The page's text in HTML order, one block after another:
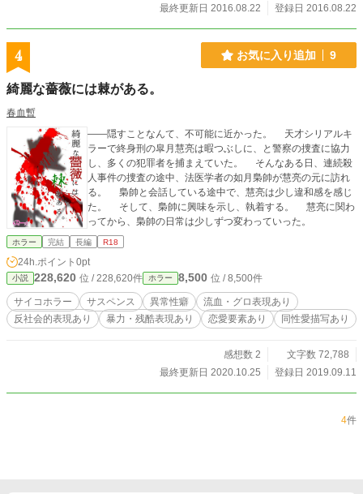
最終更新日 2016.08.22
登録日 2016.08.22
4 お気に入り追加 9
綺麗な薔薇には棘がある。
春血暫
――隠すことなんて、不可能に近かった。 天才シリアルキ
ラーで終身刑の皐月慧亮は暇つぶしに、と警察の捜査に協力
し、多くの犯罪者を捕まえていた。 そんなある日、連続殺
人事件の捜査の途中、法医学者の如月梟帥が慧亮の元に訪れ
る。 梟帥と会話している途中で、慧亮は少し違和感を感じ
た。 そして、梟帥に興味を示し、執着する。 慧亮に関わ
ってから、梟帥の日常は少しずつ変わっていった。
ホラー 完結 長編 R18
24h.ポイント 0pt
小説 228,620 位 / 228,620件 ホラー 8,500 位 / 8,500件
サイコホラー サスペンス 異常性癖
流血・グロ表現あり
反社会的表現あり
暴力・残酷表現あり 恋愛要素あり 同性愛描写あり
感想数 2
文字数 72,788
最終更新日 2020.10.25
登録日 2019.09.11
4件